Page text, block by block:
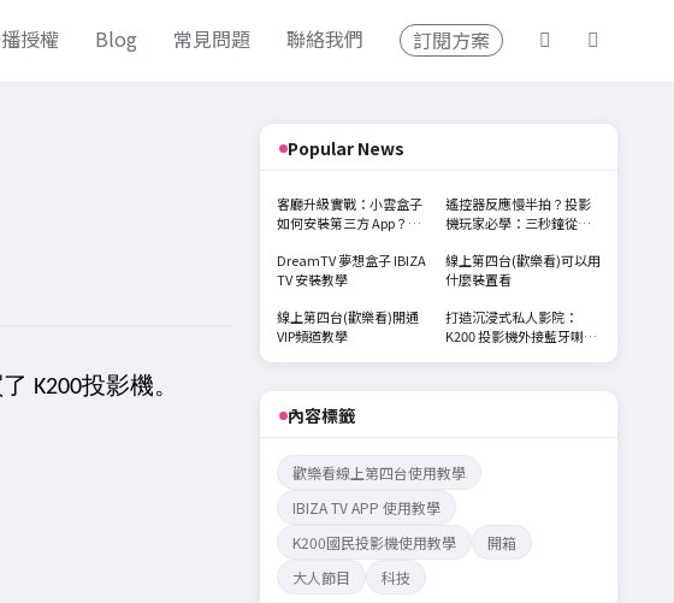
授權 Blog 常見問題 聯絡我們 訂閱方案
K200投影機。
Popular News
客廳升級實戰：小雲盒子
如何安裝第三方 App？手
區」
遙控器反應慢半拍？投影
機玩家必學：三秒鐘從
模式」
DreamTV 夢想盒子 IBIZA
TV 安裝教學
線上第四台(歡樂看)可以用
什麼裝置看
線上第四台(歡樂看)開通
VIP頻道教學
打造沉浸式私人影院：
K200 投影機外接藍牙喇
內容標籤
歡樂看線上第四台使用教學
IBIZA TV APP 使用教學
K200國民投影機使用教學
開箱
大人節目
科技